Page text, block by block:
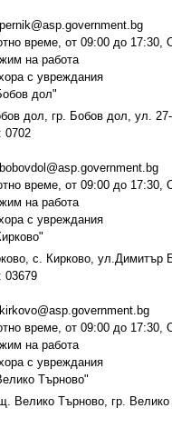
време, от 09:00 до
на работа
с увреждания
дол"
дол, гр. Бобов дол, ул.
0702
време, от 09:00 до
на работа
с увреждания
с. Кирково, ул.Димитър
03679
време, от 09:00 до
на работа
с увреждания
Търново"
Велико Търново, гр.